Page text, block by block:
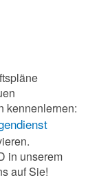
kennenlernen:
in unserem
auf Sie!